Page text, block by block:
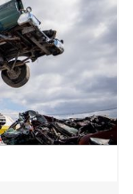
kasvavina
useita